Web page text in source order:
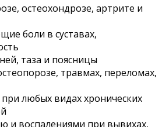
остеохондрозе, артрите и
боли в суставах,
таза и поясницы
травмах, переломах,
любых видах хронических
и воспалениями при вывихах,